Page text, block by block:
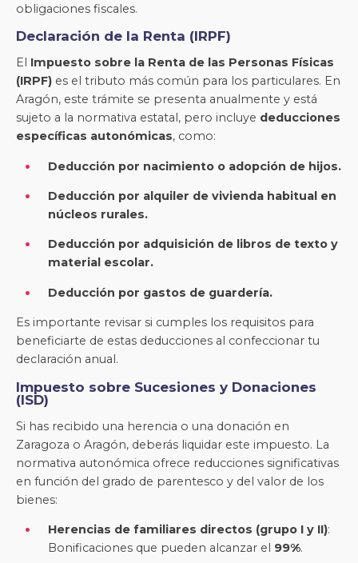
obligaciones fiscales.
Declaración de la Renta (IRPF)
El Impuesto sobre la Renta de las Personas Físicas
(IRPF) es el tributo más común para los particulares. En
Aragón, este trámite se presenta anualmente y está
sujeto a la normativa estatal, pero incluye deducciones
específicas autonómicas, como:
Deducción por nacimiento o adopción de hijos.
Deducción por alquiler de vivienda habitual en
núcleos rurales.
Deducción por adquisición de libros de texto y
material escolar.
Deducción por gastos de guardería.
Es importante revisar si cumples los requisitos para
beneficiarte de estas deducciones al confeccionar tu
declaración anual.
Impuesto sobre Sucesiones y Donaciones
(ISD)
Si has recibido una herencia o una donación en
Zaragoza o Aragón, deberás liquidar este impuesto. La
normativa autonómica ofrece reducciones significativas
en función del grado de parentesco y del valor de los
bienes:
Herencias de familiares directos (grupo I y II):
Bonificaciones que pueden alcanzar el 99%.